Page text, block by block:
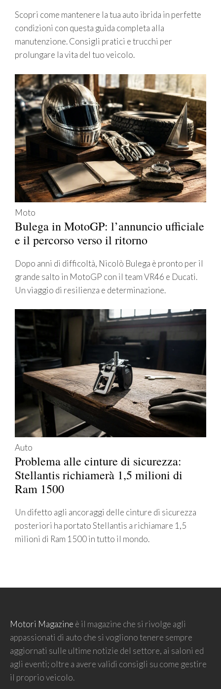
Scopri come mantenere la tua auto ibrida in perfette
condizioni con questa guida completa alla
manutenzione. Consigli pratici e trucchi per
prolungare la vita del tuo veicolo.
Moto
Bulega in MotoGP: l’annuncio ufficiale
e il percorso verso il ritorno
Dopo anni di difficoltà, Nicolò Bulega è pronto per il
grande salto in MotoGP con il team VR46 e Ducati.
Un viaggio di resilienza e determinazione.
Auto
Problema alle cinture di sicurezza:
Stellantis richiamerà 1,5 milioni di
Ram 1500
Un difetto agli ancoraggi delle cinture di sicurezza
posteriori ha portato Stellantis a richiamare 1,5
milioni di Ram 1500 in tutto il mondo.
Motori Magazine è il magazine che si rivolge agli
appassionati di auto che si vogliono tenere sempre
aggiornati sulle ultime notizie del settore, ai saloni ed
agli eventi; oltre a avere validi consigli su come gestire
il proprio veicolo.